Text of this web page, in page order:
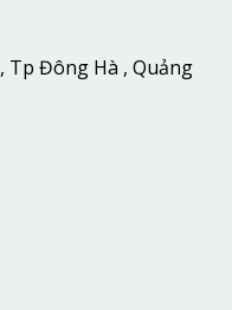
Tp Đông Hà , Quảng